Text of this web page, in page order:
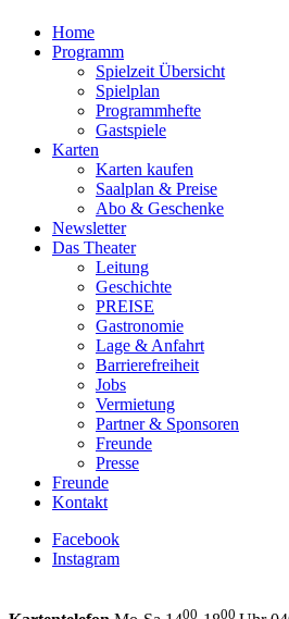
Home
Programm
Spielzeit Übersicht
Spielplan
Programmhefte
Gastspiele
Karten
Karten kaufen
Saalplan & Preise
Abo & Geschenke
Newsletter
Das Theater
Leitung
Geschichte
PREISE
Gastronomie
Lage & Anfahrt
Barrierefreiheit
Jobs
Vermietung
Partner & Sponsoren
Freunde
Presse
Freunde
Kontakt
Facebook
Instagram
00 00